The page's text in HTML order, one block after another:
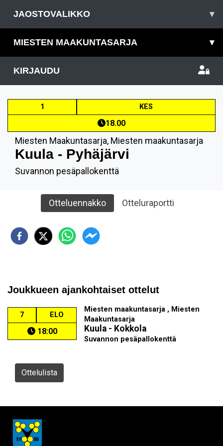
JAOSTOVALIKKO ▾
MIESTEN MAAKUNTASARJA ▾
KIRJAUDU
1 KES
18.00
Miesten Maakuntasarja, Miesten maakuntasarja
Kuula - Pyhäjärvi
Suvannon pesäpallokenttä
Otteluennakko Otteluraportti
Joukkueen ajankohtaiset ottelut
7 ELO
18:00
Miesten maakuntasarja , Miesten
Maakuntasarja
Kuula - Kokkola
Suvannon pesäpallokenttä
Ottelulista